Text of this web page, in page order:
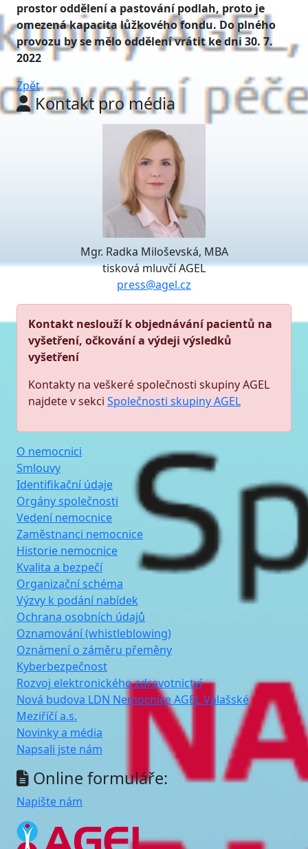
prostor oddělení a pastování podlah, proto je
omezená kapacita lůžkového fondu. Do plného
provozu by se mělo oddělení vrátit ke dni 30. 7.
2022
Zpět
Kontakt pro média
Mgr. Radka Miloševská, MBA
tisková mluvčí AGEL
press@agel.cz
Kontakt neslouží k objednávání pacientů na
vyšetření, očkování a výdeji výsledků
vyšetření
Kontakty na veškeré společnosti skupiny AGEL
najdete v sekci Společnosti skupiny AGEL
O nemocnici
Smlouvy
Identifikační údaje
Orgány společnosti
Vedení nemocnice
Zaměstnanci nemocnice
Historie nemocnice
Kvalita a bezpečí
Organizační schéma
Výzvy k podání nabídek
Ochrana osobních údajů
Oznamování (whistleblowing)
Oznámení o záměru přeměny
Kyberbezpečnost
Rozvoj elektronického zdravotnictví
Nová budova LDN Nemocnice AGEL Valašské
Meziříčí a.s.
Novinky a média
Napsali jste nám
Online formuláře:
Napište nám